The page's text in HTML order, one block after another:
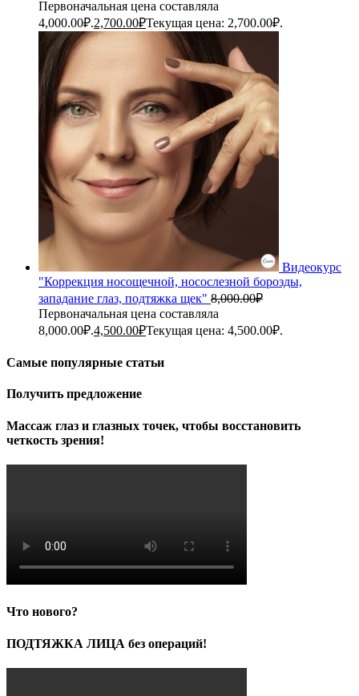
Первоначальная цена составляла
4,000.00₽.2,700.00₽Текущая цена: 2,700.00₽.
Видеокурс
"Коррекция носощечной, носослезной борозды,
западание глаз, подтяжка щек" 8,000.00₽
Первоначальная цена составляла
8,000.00₽.4,500.00₽Текущая цена: 4,500.00₽.
Самые популярные статьи
Получить предложение
Массаж глаз и глазных точек, чтобы восстановить
четкость зрения!
Что нового?
ПОДТЯЖКА ЛИЦА без операций!